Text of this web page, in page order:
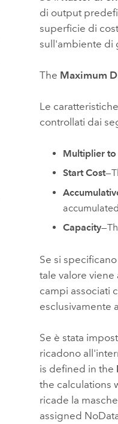
di output
superficie di
sull'ambiente di
The Maximum
Le
controllati dai
Multiplier to
Start Cost
Capacity
Se si
tale valore
campi associati
esclusivamente
Se è stata
ricadono
is defined in the
the calculations
ricade la
assigned